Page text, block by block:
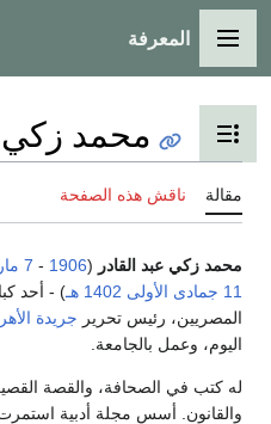
القائمة الرئيسية
المعرفة
تبديل عرض جدول المحتويات
محمد زكي
مقالة ناقش هذه الصفحة
محمد زكي عبد القادر (
1906
- 7 مارس
11 جمادى الأولى
1402 هـ
) - أحد
المصريين، رئيس تحرير جريدة
اليوم، وعمل بالجامعة.
له كتب في الصحافة، والقصة
والقانون. أسس مجلة أدبية